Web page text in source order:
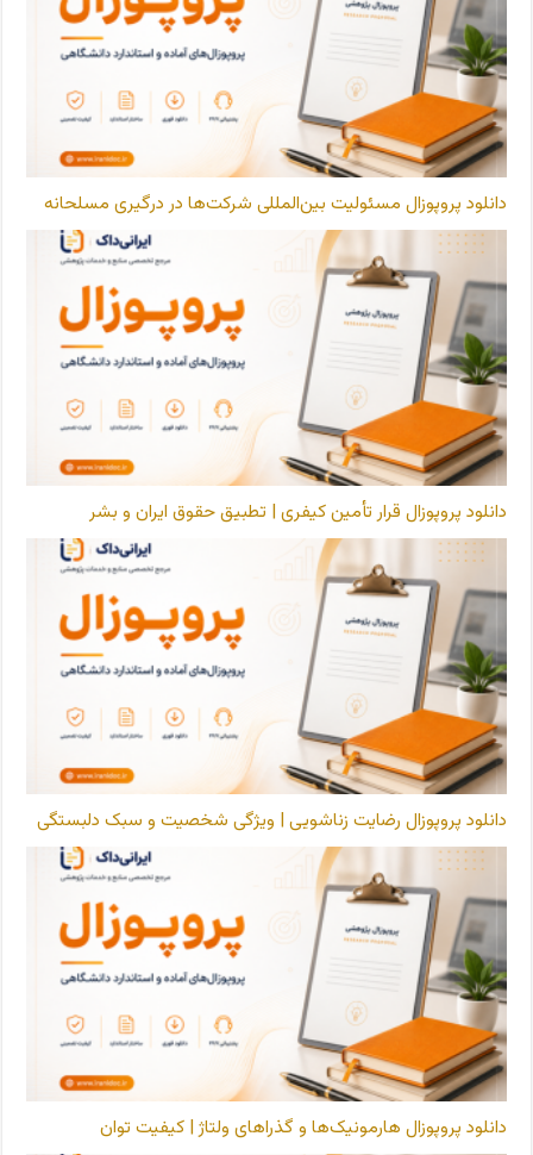
دانلود پروپوزال مسئولیت بین‌المللی شرکت‌ها در درگیری مسلحانه
دانلود پروپوزال قرار تأمین کیفری | تطبیق حقوق ایران و بشر
دانلود پروپوزال رضایت زناشویی | ویژگی شخصیت و سبک دلبستگی
دانلود پروپوزال هارمونیک‌ها و گذراهای ولتاژ | کیفیت توان